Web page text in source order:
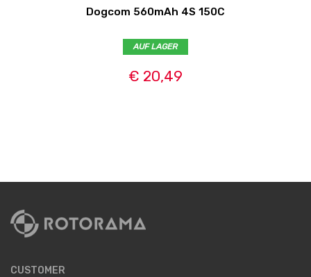
Dogcom 560mAh 4S 150C
AUF LAGER
€ 20,49
CUSTOMER